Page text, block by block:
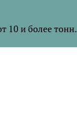
10 и более тонн.